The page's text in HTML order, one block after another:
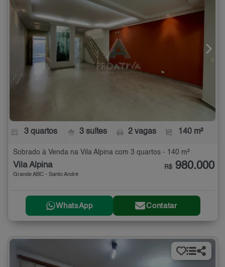
3 quartos 3 suítes 2 vagas 140 m²
Sobrado à Venda na Vila Alpina com 3 quartos - 140 m²
Vila Alpina
Grande ABC - Santo André
R$ 980.000
WhatsApp Contatar